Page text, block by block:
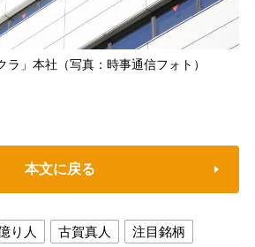
ラ」本社（写真：時事通信フォト）
本文に戻る
り人 古賀真人
注目銘柄